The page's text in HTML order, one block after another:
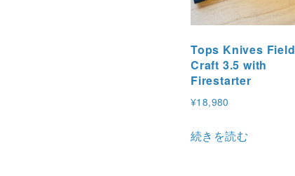
Tops Knives Field
Craft 3.5 with
Firestarter
¥18,980
続きを読む